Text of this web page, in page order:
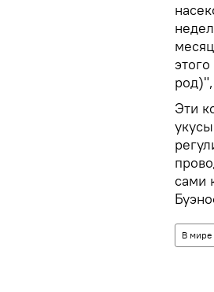
Эти
сами
В мире